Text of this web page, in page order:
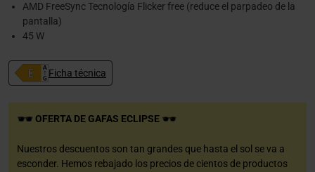
AMD FreeSync Tecnología Flicker free (reduce el parpadeo de la
pantalla)
45 W
Ficha técnica
OFERTA DE GAFAS ECLIPSE
Nuestros descuentos son tan grandes que hasta el sol se va a
esconder. Hemos rebajado los precios de cientos de productos